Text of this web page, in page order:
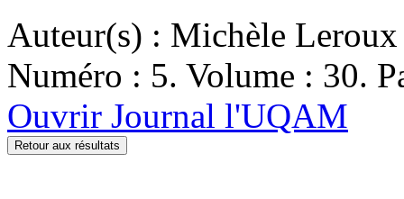
Auteur(s) : Michèle Leroux
Numéro : 5. Volume : 30.
Ouvrir Journal l'UQAM
Retour aux résultats